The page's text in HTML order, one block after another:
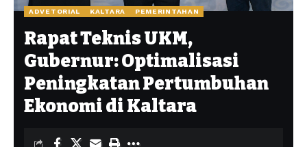
ADVETORIAL KALTARA PEMERINTAHAN
Rapat Teknis UKM,
Gubernur: Optimalisasi
Peningkatan Pertumbuhan
Ekonomi di Kaltara